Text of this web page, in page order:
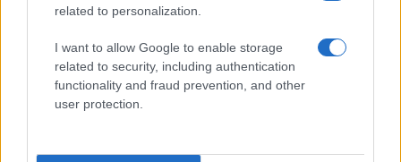
related to personalization.
I want to allow Google to enable storage
related to security, including authentication
functionality and fraud prevention, and other
user protection.
(VXOR)
JDB
(JDB)
$0.022
(FIBO)